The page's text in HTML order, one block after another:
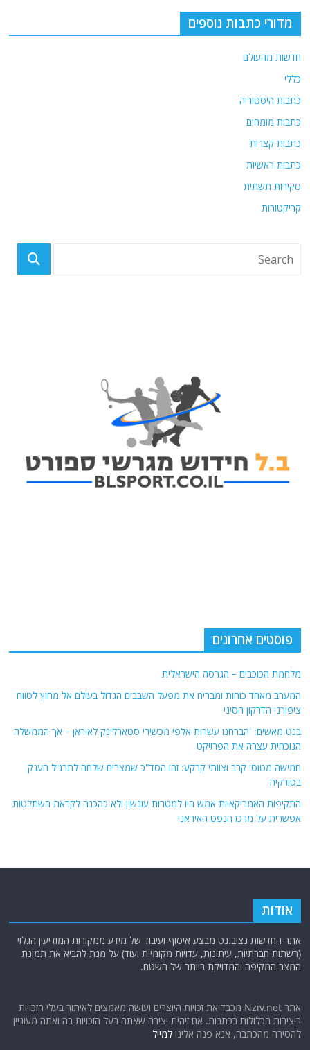
p
p
m
o מדורי כתבות נוספים
חדשות מהעולם
כללי
כתבות היסטוריה
כתבות מומחים
כתבות קצרות
כתבות ראשיות
סקירות תשתית
קריקטורות
פוסטים אחרונים
מלחמת הכוכבים – הגרסה הישראלית
המערב מאחד כוחות ומבריח את מפעל השבבים הגדול בעולם אל מחוץ לטווח
ציפורני הדרקון הסיני
בנט מאשים: 'הברחנו עשרות אלפי מכשירי סטארלינק לאיראן – אך הממשלה
הנוכחית עצרה את הפרויקט
חמישה מטוסי קרב וצוותי קרקע: זהו הסד"כ שמצרים שלחה לתרגיל הענק
בטורקיה
התקיפות האמריקאיות אמש היו למטרות עונשין ולא כהכנה לקראת השתלטות
אפשרית על מרכז הנפט האיראני
אודות
אתר החדשות נציב.נט מבצע איסוף ועיבוד של מידע ממקורות המודיעין הגלוי
(רשתות חברתיות, עיתונות, עדויות מקומיות ועוד) על מנת להביא את תמונת
המצב המקיפה והמדויקת ביותר של השטח.
אתר Nziv.net מכבד את זכויות היוצרים ועושה מאמצים לאיתור בעלי הזכויות
ביצירות הכלולות בכתבות. אם זיהית יצירה שאתה בעל הזכויות בה ואתה מעוניין
להסירה מהכתבה, אנא פנה אלינולמייל